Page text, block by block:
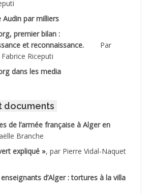
dit le Coiffeur
Audin par milliers
premier bilan :
et reconnaissance.
Par
Riceputi
dans les media
documents
de l’armée française à Alger en
Branche
expliqué », par Pierre Vidal-Naquet
enseignants d’Alger : tortures à la villa